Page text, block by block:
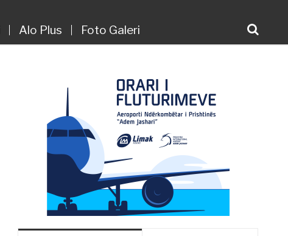
Alo Plus Foto Galeri